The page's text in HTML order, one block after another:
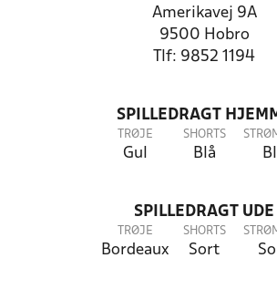
Amerikavej 9A
9500 Hobro
Tlf: 9852 1194
SPILLEDRAGT
TRØJE
Gul
SHORTS
Blå
SPILLEDRAGT UDE
TRØJE
Bordeaux
SHORTS
Sort